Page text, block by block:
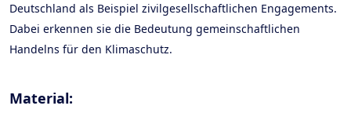
Deutschland als Beispiel zivilgesellschaftlichen Engagements.
Dabei erkennen sie die Bedeutung gemeinschaftlichen
Handelns für den Klimaschutz.
Material: